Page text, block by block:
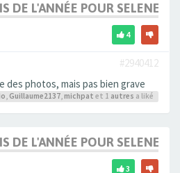
DE L'ANNÉE POUR SELENE
4
#2940412
des photos, mais pas bien grave
, Guillaume2137, michpat et 1 autres a liké
DE L'ANNÉE POUR SELENE
3